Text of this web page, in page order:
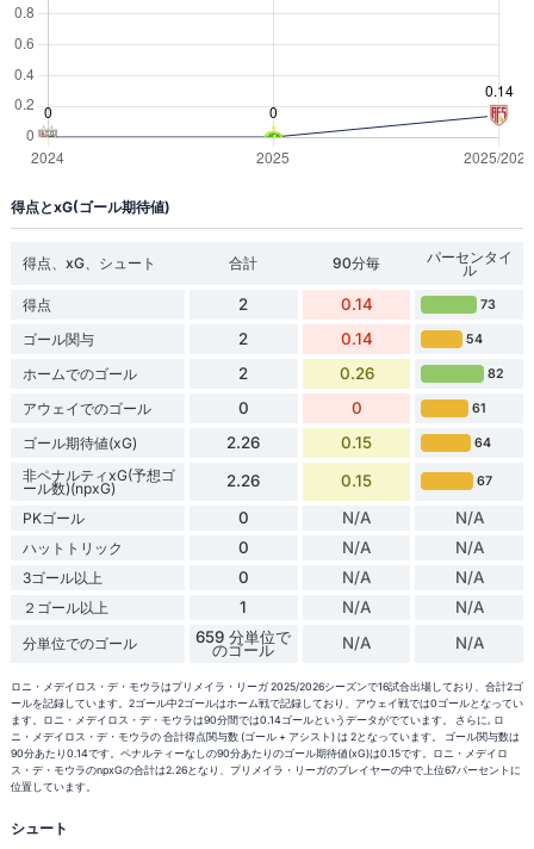
得点とxG(ゴール期待値)
得点、xG、シュート 合計 90分毎 パーセンタイ
ル
得点
2 0.14 73
ゴール関与 2 0.14 54
ホームでのゴール 2 0.26 82
アウェイでのゴール 0 0 61
ゴール期待値(xG) 2.26 0.15 64
非ペナルティxG(予想ゴ
ール数)(npxG) 2.26 0.15 67
PKゴール 0 N/A N/A
ハットトリック 0 N/A N/A
3ゴール以上 0 N/A N/A
２ゴール以上 1 N/A N/A
分単位でのゴール 659 分単位で
のゴール N/A N/A
ロニ・メデイロス・デ・モウラはプリメイラ・リーガ 2025/2026シーズンで16試合出場しており、合計2ゴ
ールを記録しています。2ゴール中2ゴールはホーム戦で記録しており、アウェイ戦では0ゴールとなってい
ます。ロニ・メデイロス・デ・モウラは90分間では0.14ゴールというデータがでています。 さらに, ロ
ニ・メデイロス・デ・モウラの 合計得点関与数 (ゴール + アシスト) は 2となっています。 ゴール関与数は
90分あたり0.14です。ペナルティーなしの90分あたりのゴール期待値(xG)は0.15です。ロニ・メデイロ
ス・デ・モウラのnpxGの合計は2.26となり、プリメイラ・リーガのプレイヤーの中で上位67パーセントに
位置しています。
シュート